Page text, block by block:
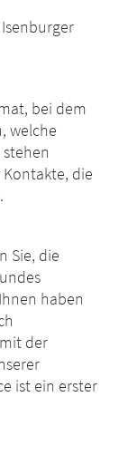
bei dem
welche
die
Sie, die
haben
der
ist ein erster